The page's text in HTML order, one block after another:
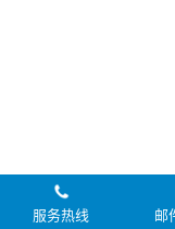
服务热线 邮